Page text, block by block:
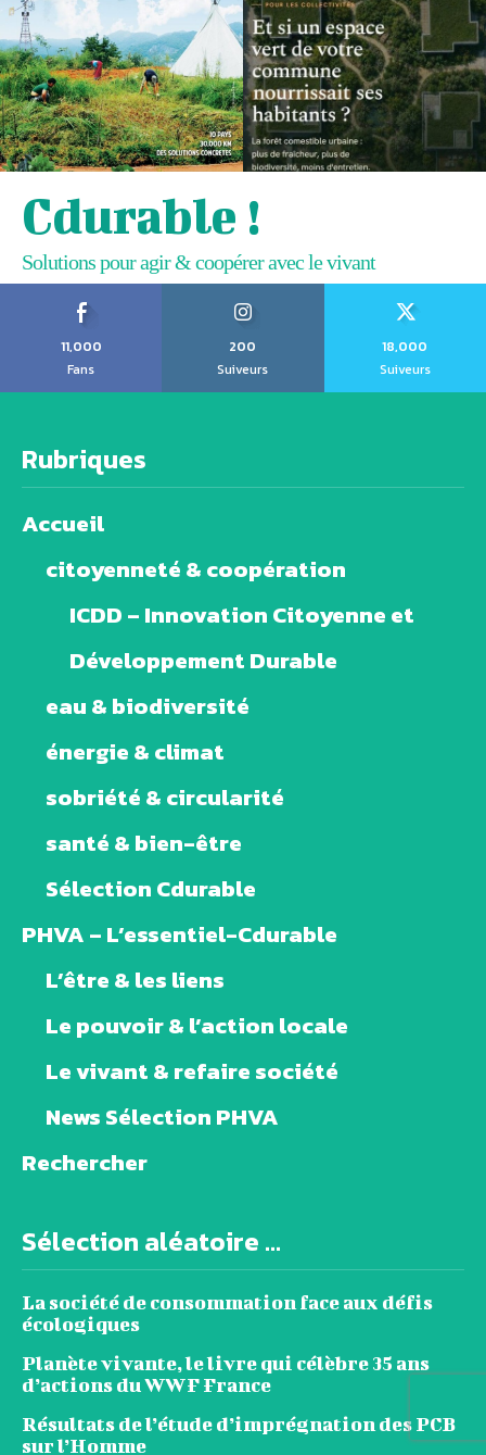
Cdurable !
Solutions pour agir & coopérer avec le vivant
11,000
Fans
200
Suiveurs
18,000
Suiveurs
Rubriques
Accueil
citoyenneté & coopération
ICDD – Innovation Citoyenne et
Développement Durable
eau & biodiversité
énergie & climat
sobriété & circularité
santé & bien-être
Sélection Cdurable
PHVA – L’essentiel-Cdurable
L’être & les liens
Le pouvoir & l’action locale
Le vivant & refaire société
News Sélection PHVA
Rechercher
Sélection aléatoire ...
La société de consommation face aux défis
écologiques
Planète vivante, le livre qui célèbre 35 ans
d’actions du WWF France
Résultats de l’étude d’imprégnation des PCB
sur l’Homme